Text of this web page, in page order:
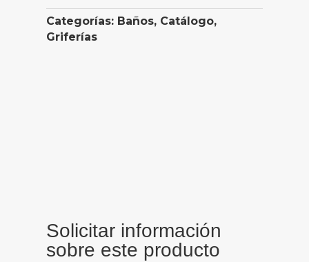
Categorías: Baños, Catálogo,
Griferías
Solicitar información
sobre este producto